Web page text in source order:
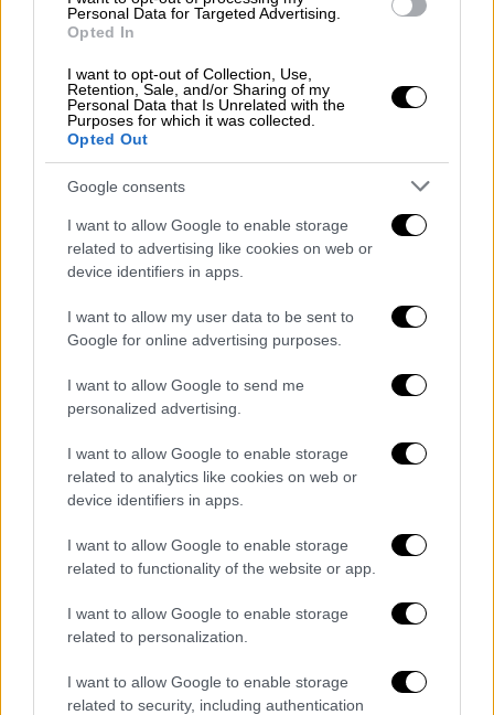
Personal Data for Targeted Advertising.
Opted In
I want to opt-out of Collection, Use,
Retention, Sale, and/or Sharing of my
Personal Data that Is Unrelated with the
Purposes for which it was collected.
Opted Out
Google consents
I want to allow Google to enable storage
related to advertising like cookies on web or
device identifiers in apps.
I want to allow my user data to be sent to
Google for online advertising purposes.
I want to allow Google to send me
personalized advertising.
I want to allow Google to enable storage
related to analytics like cookies on web or
device identifiers in apps.
I want to allow Google to enable storage
related to functionality of the website or app.
I want to allow Google to enable storage
related to personalization.
I want to allow Google to enable storage
related to security, including authentication
καταστήματα θα παραμείνουν κλειστά την
την Κυριακή 27 Νοεμβρίου, μεπροαιρετικό
ωράριο λειτουργίας από ώρα 11:00 έως ώρα
20:00».
ΟΛΕΣ ΟΙ ΕΙΔΗΣΕΙΣ
ΕΔΕΥΕΠ: Η Ελλάδα προχωρά με το
πρόγραμμα εξερεύνησης για κοιτάσματα
έρευνες
Βουλή: Η πορεία του οδηγού που έχασε
τη ζωή του στο τροχαίο - Σοβαρά
τραυματισμένη η συνεπιβάτιδά του
Δημήτρης Φραγκιόγλου στο ethnos.gr:
«Με καταπιέζει πολύ η άποψη ότι οι
κωμικοί πρέπει να είναι οπωσδήποτε η
Φυσικό αέριο: Ετοιμο να αποπλεύσει το
πλοίο της ExxonMobil για σεισμικές
έρευνες νότια και δυτικά της Κρήτης
11 από τα πιο εκνευριστικά πράγματα
που μπορεί να συναντήσεις στα
γυμναστήρια- Ταυτίσου ελεύθερα